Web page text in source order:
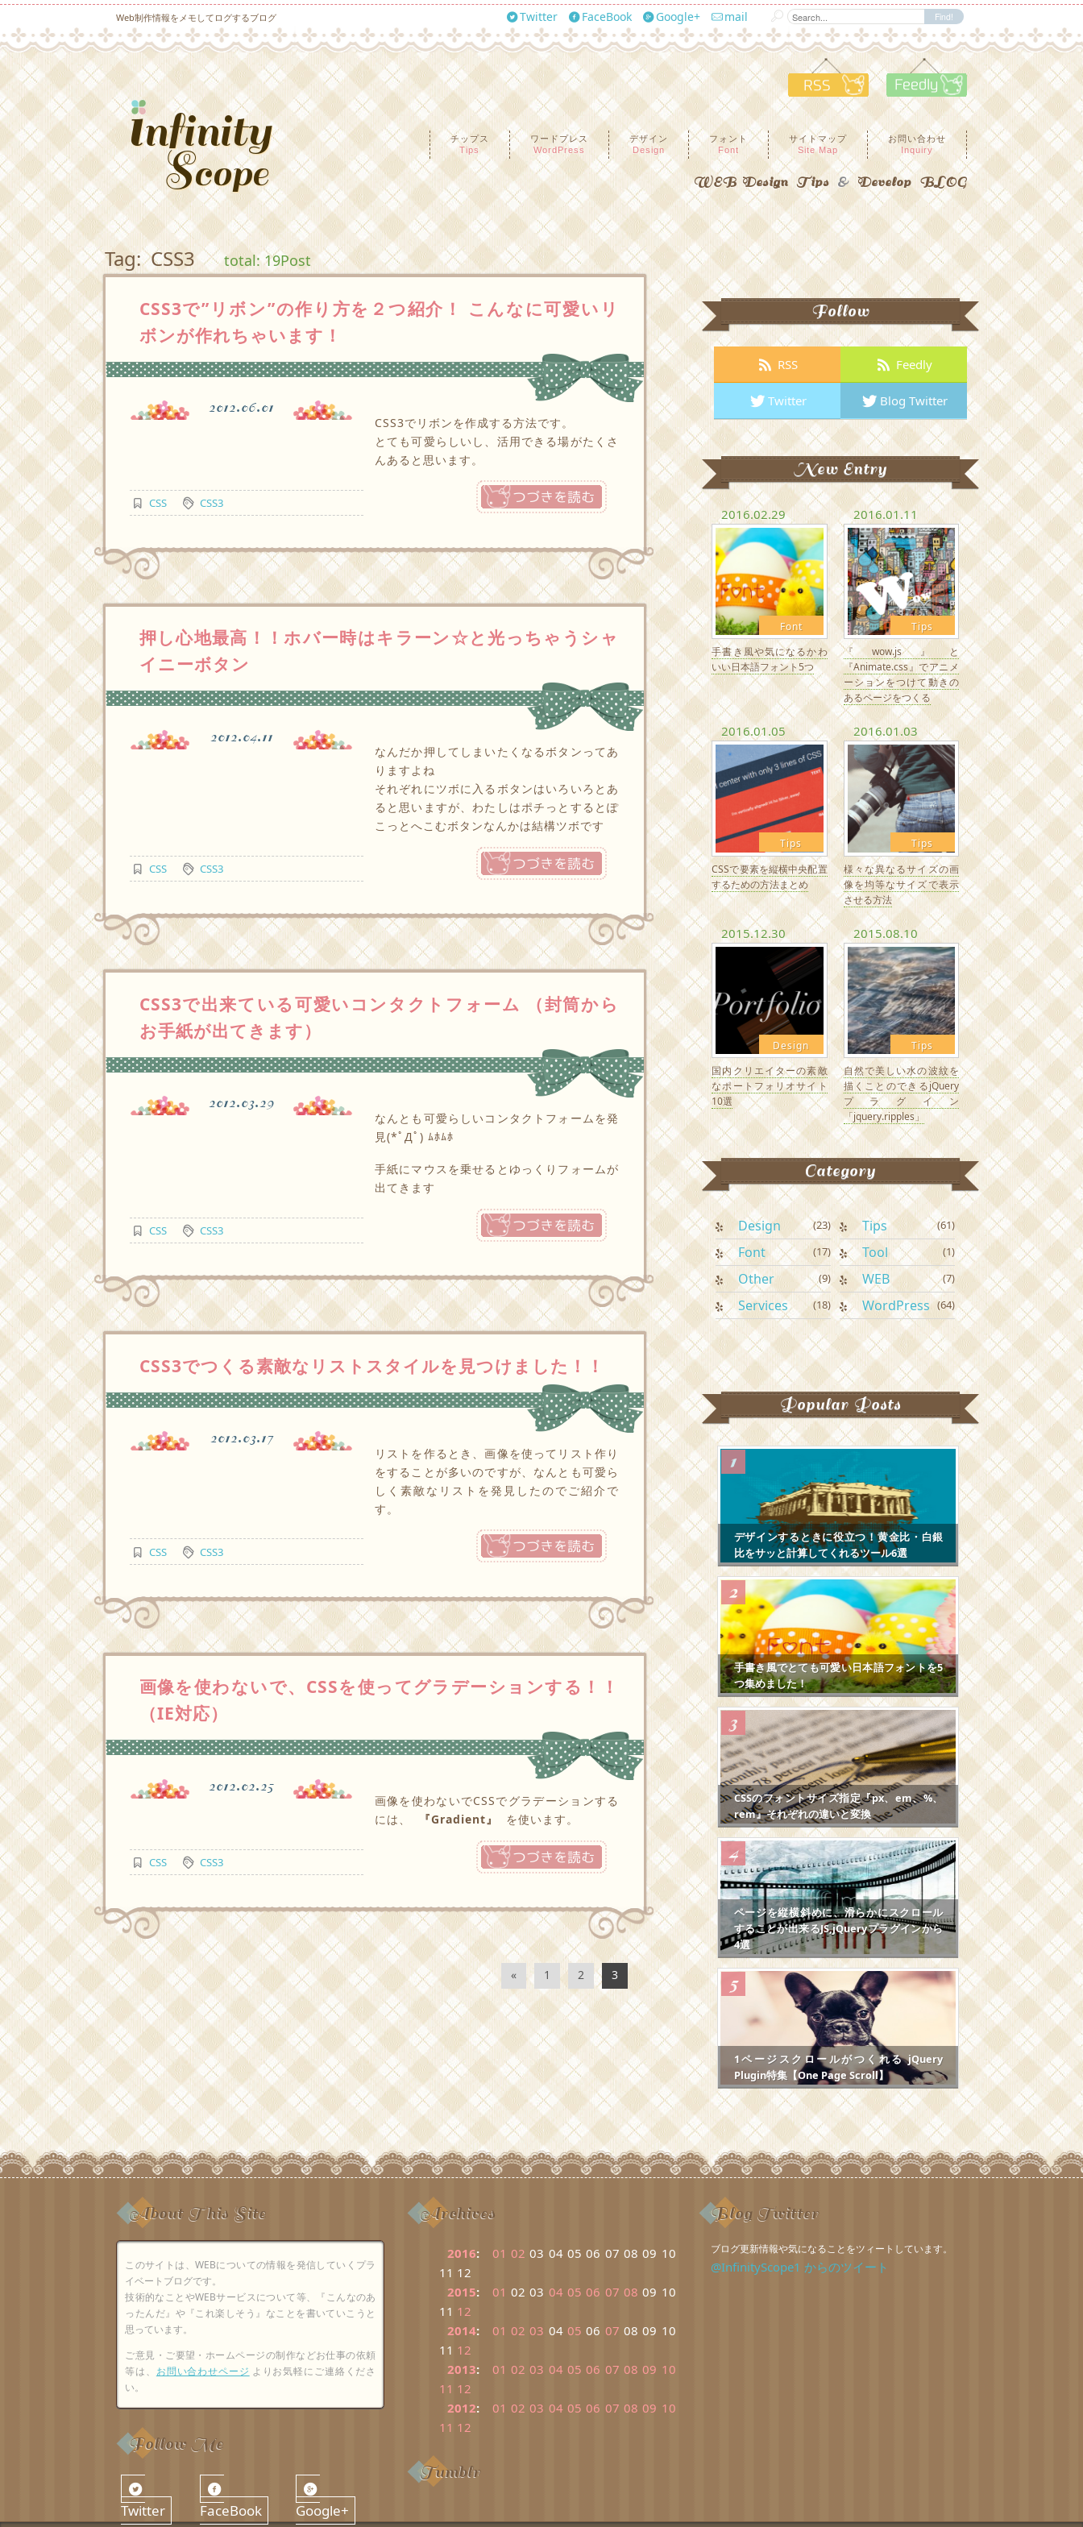
Web制作情報をメモしてログするブログ Twitter FaceBook Google+ mail
RSS Feedly
チップス
Tips
ワードプレス
WordPress
デザイン
Design
フォント
Font
サイトマップ
Site Map
お問い合わせ
Inquiry
WEB Design Tips & Develop BLOG
Tag: CSS3 total: 19Post
CSS3で”リボン”の作り方を２つ紹介！ こんなに可愛いリ
ボンが作れちゃいます！
2012.06.01
CSS3でリボンを作成する方法です。
とても可愛らしいし、活用できる場がたくさ
んあると思います。
CSS CSS3
つづきを読む
押し心地最高！！ホバー時はキラーン☆と光っちゃうシャ
イニーボタン
2012.04.11
なんだか押してしまいたくなるボタンってあ
りますよね
それぞれにツボに入るボタンはいろいろとあ
ると思いますが、わたしはポチっとするとぽ
こっとへこむボタンなんかは結構ツボです
CSS CSS3
つづきを読む
CSS3で出来ている可愛いコンタクトフォーム （封筒から
お手紙が出てきます）
2012.03.29
なんとも可愛らしいコンタクトフォームを発
見(*ﾟДﾟ) ﾑﾎﾑﾎ
手紙にマウスを乗せるとゆっくりフォームが
出てきます
CSS CSS3
つづきを読む
CSS3でつくる素敵なリストスタイルを見つけました！！
2012.03.17
リストを作るとき、画像を使ってリスト作り
をすることが多いのですが、なんとも可愛ら
しく素敵なリストを発見したのでご紹介で
す。
CSS CSS3
つづきを読む
画像を使わないで、CSSを使ってグラデーションする！！
（IE対応）
2012.02.25
画像を使わないでCSSでグラデーションする
には、
『Gradient』 を使います。
CSS CSS3
つづきを読む
« 1 2 3
Follow
RSS Feedly
Twitter Blog Twitter
New Entry
2016.02.29
Font
手書き風や気になるかわ
いい日本語フォント5つ
2016.01.11
Tips
『wow.js』と
『Animate.css』でアニメ
ーションをつけて動きの
あるページをつくる
2016.01.05
Tips
CSSで要素を縦横中央配置
するための方法まとめ
2016.01.03
Tips
様々な異なるサイズの画
像を均等なサイズで表示
させる方法
2015.12.30
Design
国内クリエイターの素敵
なポートフォリオサイト
10選
2015.08.10
Tips
自然で美しい水の波紋を
描くことのできるjQuery
プラグイン
「jquery.ripples」
Category
Design (23)
Font (17)
Other (9)
Services (18)
Tips (61)
Tool (1)
WEB (7)
WordPress (64)
Popular Posts
デザインするときに役立つ！黄金比・白銀
比をサッと計算してくれるツール6選
手書き風でとても可愛い日本語フォントを5
つ集めました！
CSSのフォントサイズ指定『px、em、%、
rem』それぞれの違いと変換
ページを縦横斜めに、滑らかにスクロール
することが出来るJS,jQueryプラグインから
4選
1ページスクロールがつくれる jQuery
Plugin特集【One Page Scroll】
About This Site
このサイトは、WEBについての情報を発信していくプラ
イベートブログです。
技術的なことやWEBサービスについて等、『こんなのあ
ったんだ』や『これ楽しそう』なことを書いていこうと
思っています。
ご意見・ご要望・ホームページの制作などお仕事の依頼
等は、 お問い合わせページ よりお気軽にご連絡くださ
い。
Follow Me
Twitter FaceBook Google+
Archives
2016: 01 02 03 04 05 06 07 08 09 10
11 12
2015: 01 02 03 04 05 06 07 08 09 10
11 12
2014: 01 02 03 04 05 06 07 08 09 10
11 12
2013: 01 02 03 04 05 06 07 08 09 10
11 12
2012: 01 02 03 04 05 06 07 08 09 10
11 12
Tumblr
Blog Twitter
ブログ更新情報や気になることをツィートしています。
@InfinityScope1 からのツイート